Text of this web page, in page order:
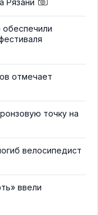
Рязани
отмечает
точку на
велосипедист
ввели